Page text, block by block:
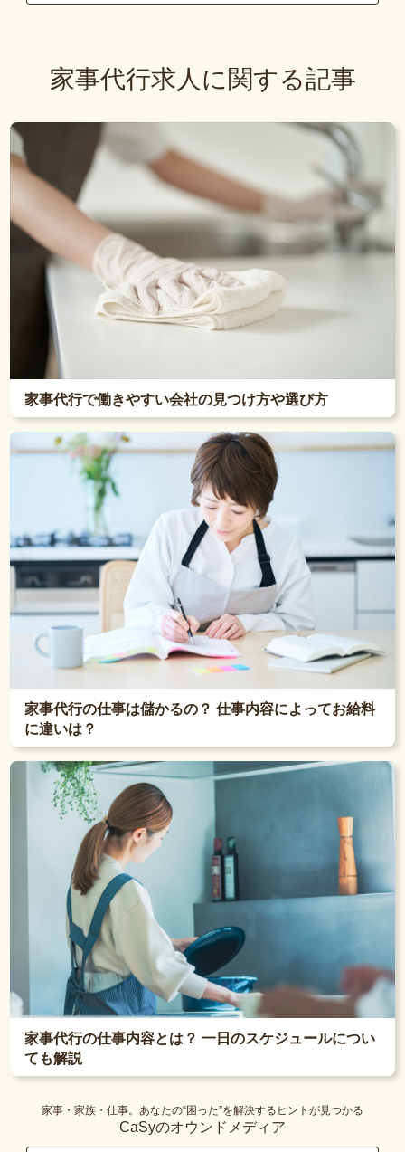
家事代行求人に関する記事
家事代行で働きやすい会社の見つけ方や選び方
家事代行の仕事は儲かるの？ 仕事内容によってお給料
に違いは？
家事代行の仕事内容とは？ 一日のスケジュールについ
ても解説
家事・家族・仕事。あなたの“困った”を解決するヒントが見つかる
CaSyのオウンドメディア